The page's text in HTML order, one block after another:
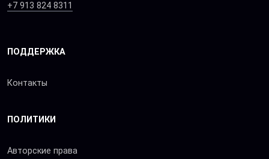
+7 913 824 8311
ПОДДЕРЖКА
Контакты
ПОЛИТИКИ
Авторские права